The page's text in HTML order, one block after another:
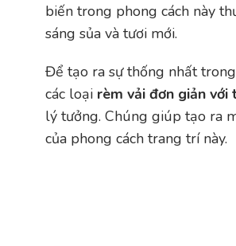
biến trong phong cách này
sáng sủa và tươi mới.
Để tạo ra sự thống nhất
các loại rèm vải đơn giản
lý tưởng. Chúng giúp tạo ra
của phong cách trang trí này.